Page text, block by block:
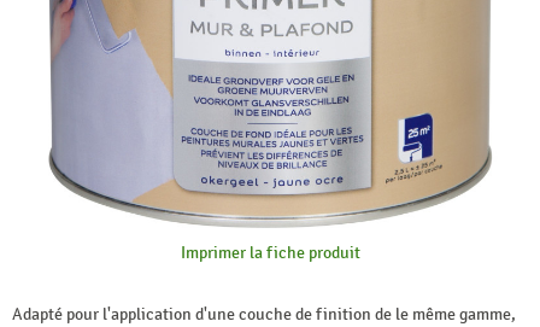
Imprimer la fiche produit
Adapté pour l'application d'une couche de finition de le même gamme,